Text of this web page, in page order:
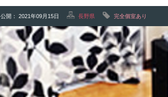
公開： 2021年09月15日 長野県 完全個室あり